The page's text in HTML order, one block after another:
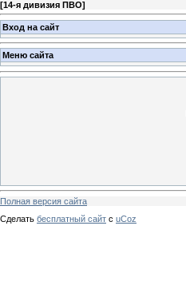
[14-я дивизия ПВО]
Вход на сайт
Меню сайта
Полная версия сайта
Сделать бесплатный сайт с uCoz